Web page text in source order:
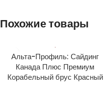
Похожие товары
Альта-Профиль: Сайдинг
Канада Плюс Премиум
Корабельный брус Красный